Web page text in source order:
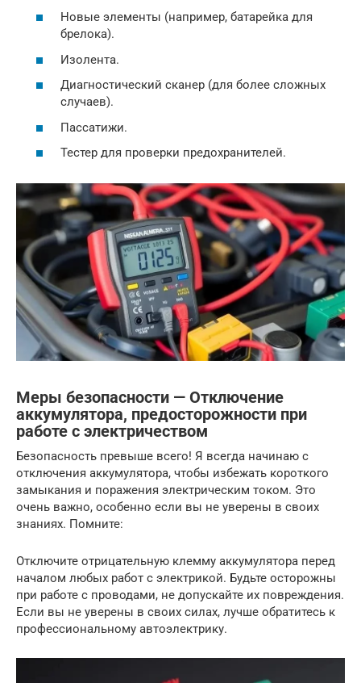
Новые элементы (например, батарейка для
брелока).
Изолента.
Диагностический сканер (для более сложных
случаев).
Пассатижи.
Тестер для проверки предохранителей.
Меры безопасности — Отключение
аккумулятора, предосторожности при
работе с электричеством
Безопасность превыше всего! Я всегда начинаю с
отключения аккумулятора, чтобы избежать короткого
замыкания и поражения электрическим током. Это
очень важно, особенно если вы не уверены в своих
знаниях. Помните:
Отключите отрицательную клемму аккумулятора перед
началом любых работ с электрикой. Будьте осторожны
при работе с проводами, не допускайте их повреждения.
Если вы не уверены в своих силах, лучше обратитесь к
профессиональному автоэлектрику.